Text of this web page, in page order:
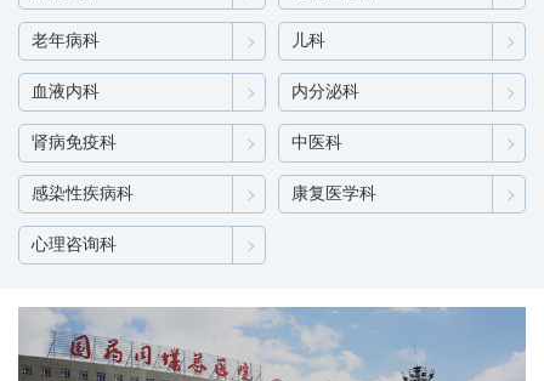
老年病科 儿科
血液内科 内分泌科
肾病免疫科 中医科
感染性疾病科 康复医学科
心理咨询科